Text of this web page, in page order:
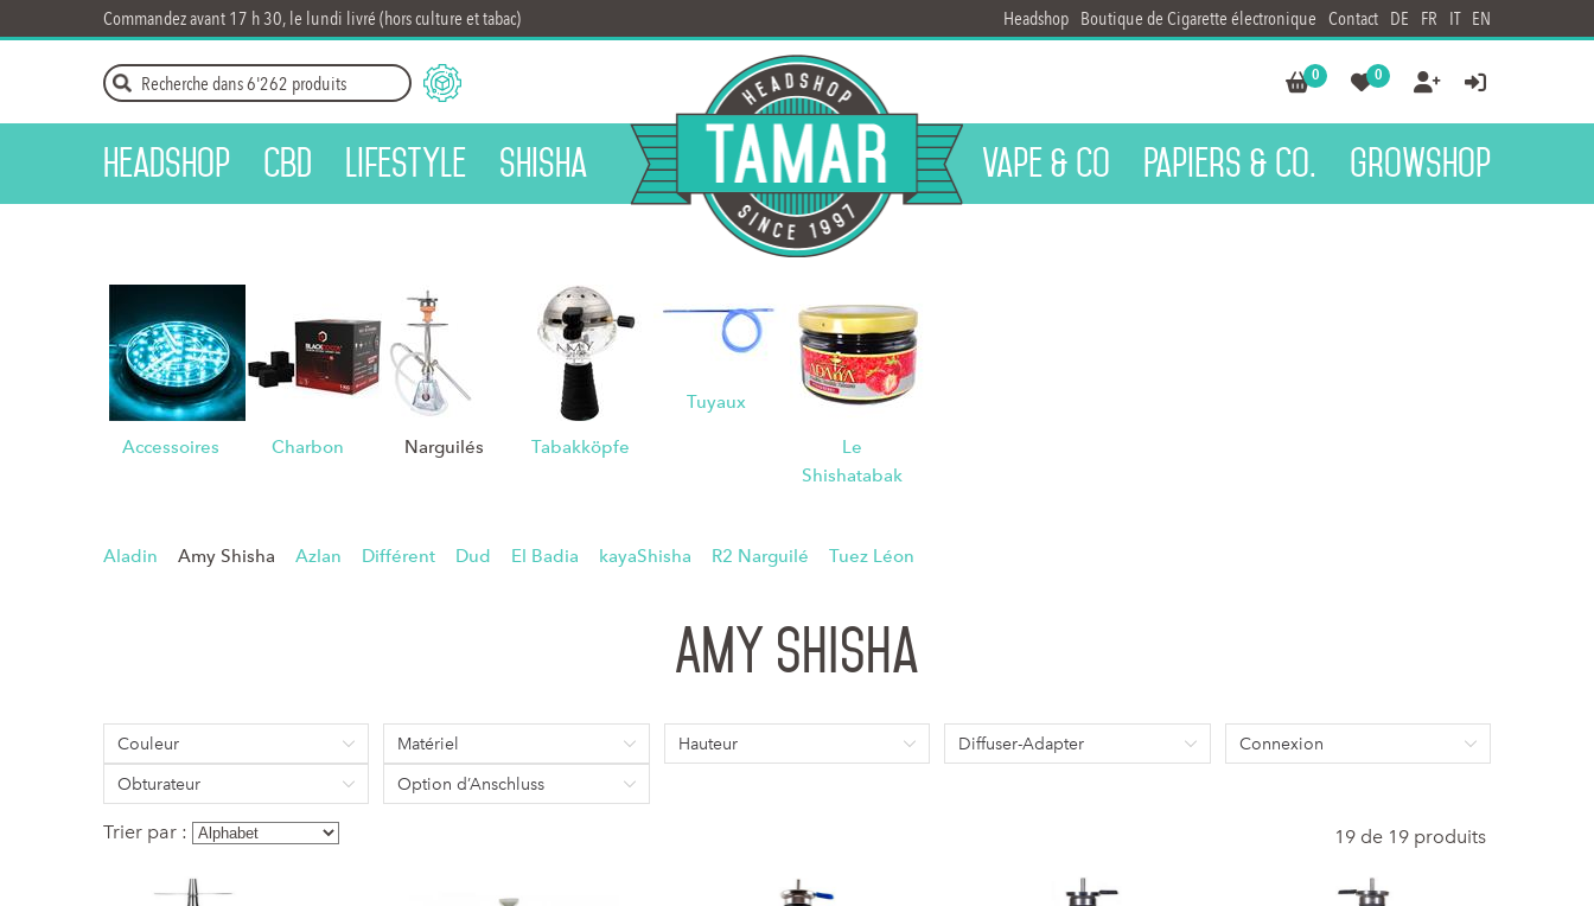
Commandez avant 17 h 30, le lundi livré (hors culture et tabac) Headshop Boutique de Cigarette électronique Contact DE FR IT EN
0 0  
Headshop CBD Lifestyle Shisha Vape & Co Papiers & Co. Growshop
Accessoires Charbon Narguilés Tabakköpfe
Tuyaux
Le
Shishatabak
Aladin Amy Shisha Azlan Différent Dud El Badia kayaShisha R2 Narguilé Tuez Léon
Amy Shisha
Couleur Matériel Hauteur Diffuser-Adapter
Connexion
Obturateur
Option d’Anschluss
Trier par : 19 de 19 produits